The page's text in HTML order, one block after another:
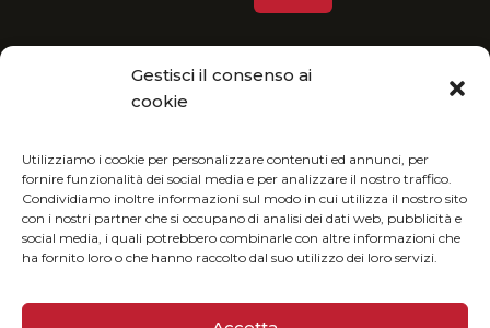
Gestisci il consenso ai
cookie
Utilizziamo i cookie per personalizzare contenuti ed annunci, per
fornire funzionalità dei social media e per analizzare il nostro traffico.
Condividiamo inoltre informazioni sul modo in cui utilizza il nostro sito
con i nostri partner che si occupano di analisi dei dati web, pubblicità e
social media, i quali potrebbero combinarle con altre informazioni che
ha fornito loro o che hanno raccolto dal suo utilizzo dei loro servizi.
friendly: fruisci del nostro catalogo in formato
digitale e riduci l’impatto ambientale.